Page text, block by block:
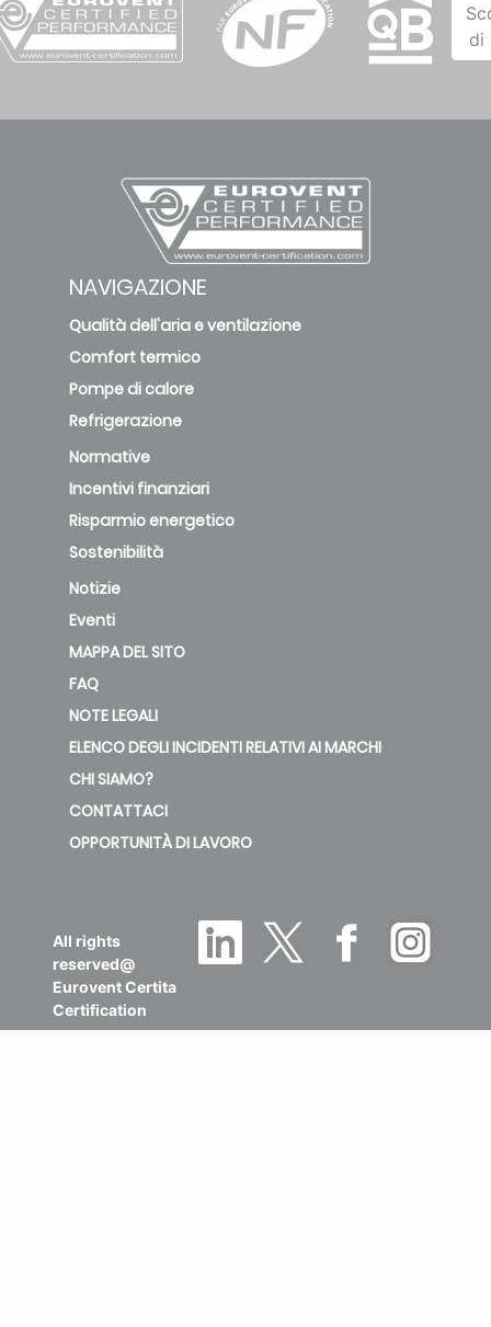
di
NAVIGAZIONE
Qualità dell'aria e ventilazione
Comfort termico
Pompe di calore
Refrigerazione
Normative
Incentivi finanziari
Risparmio energetico
Sostenibilità
Notizie
Eventi
MAPPA DEL SITO
FAQ
NOTE LEGALI
ELENCO DEGLI INCIDENTI RELATIVI AI MARCHI
CHI SIAMO?
CONTATTACI
OPPORTUNITÀ DI LAVORO
All rights
reserved@
Eurovent Certita
Certification